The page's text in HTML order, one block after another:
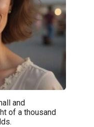
and
of a thousand